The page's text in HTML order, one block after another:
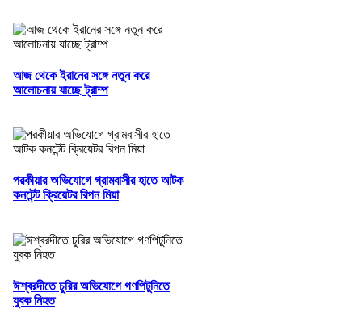
আজ থেকে ইরানের সঙ্গে নতুন করে
আলোচনায় যাচ্ছে ট্রাম্প
পরকীয়ার অভিযোগে গ্রামবাসীর হাতে আটক
কনটেন্ট ক্রিয়েটর রিপন মিয়া
ঈশ্বরদীতে চুরির অভিযোগে গণপিটুনিতে
যুবক নিহত